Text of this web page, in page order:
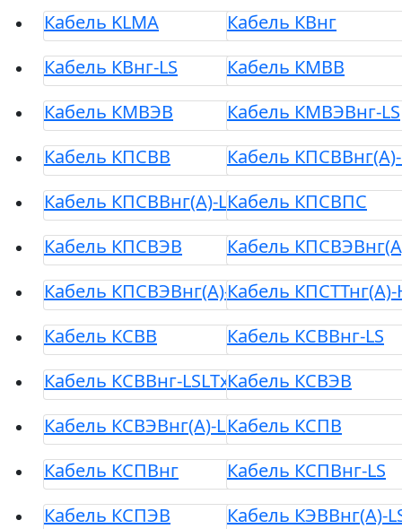
Кабель KLMA
Кабель КВнг
Кабель КВнг-LS
Кабель КМВВ
Кабель КМВЭВ
Кабель КМВЭВнг-LS
Кабель КПСВВ
Кабель КПСВВнг(А)-
Кабель КПСВВнг(А)-LSLTxКабель КПСВПС
Кабель КПСВЭВ
Кабель
Кабель КПСВЭВнг(А)-LSLTxКабель КПСТТнг(А)-
Кабель КСВВ
Кабель КСВВнг-LS
Кабель КСВВнг-LSLTxКабель КСВЭВ
Кабель КСВЭВнг(А)-LSКабель КСПВ
Кабель КСПВнг
Кабель КСПВнг-LS
Кабель КСПЭВ
Кабель КЭВВнг(А)-